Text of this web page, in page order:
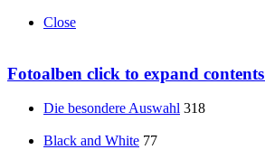
Close
Fotoalben click to expand contents
Die besondere Auswahl 318
Black and White 77